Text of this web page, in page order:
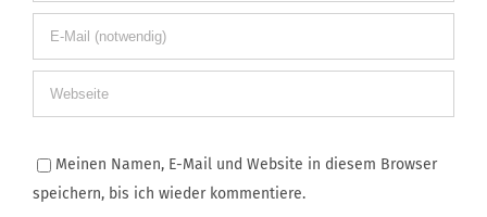
Meinen Namen, E-Mail und Website in diesem Browser
speichern, bis ich wieder kommentiere.